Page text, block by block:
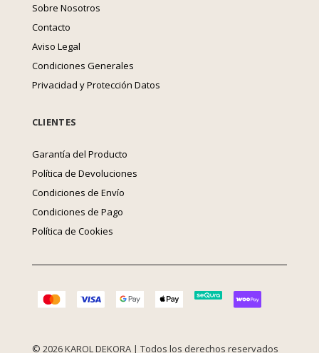
Sobre Nosotros
Contacto
Aviso Legal
Condiciones Generales
Privacidad y Protección Datos
CLIENTES
Garantía del Producto
Política de Devoluciones
Condiciones de Envío
Condiciones de Pago
Política de Cookies
© 2026 KAROL DEKORA | Todos los derechos reservados